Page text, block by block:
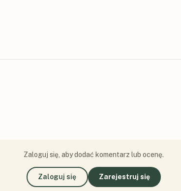
Zaloguj się, aby dodać komentarz lub ocenę.
Zaloguj się Zarejestruj się